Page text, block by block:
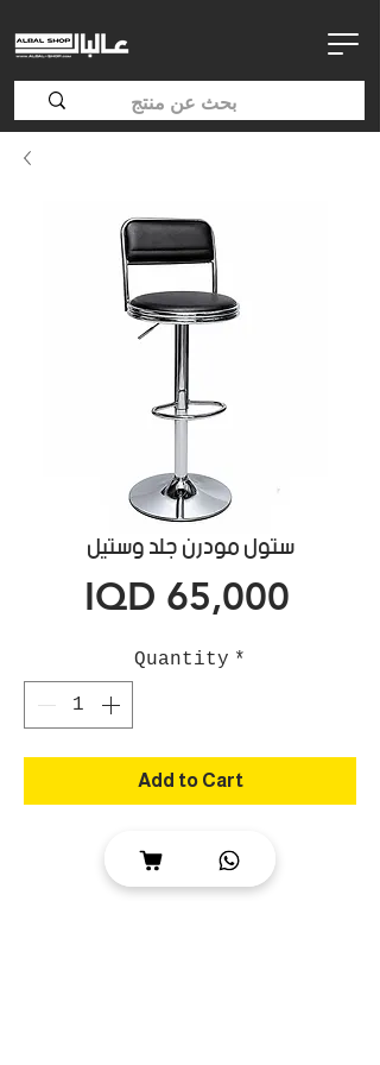
ستول مودرن جلد وستيل
IQD 65,000
Quantity *
Add to Cart
ارتفاع 60 الى 80